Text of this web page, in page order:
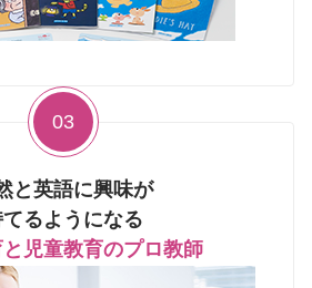
03
と英語に興味が
るようになる
児童教育のプロ教師